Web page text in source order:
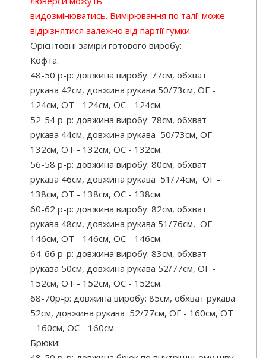
видозмінюватись. Вимірювання по талії може
відрізнятися залежно від партії гумки.
Орієнтовні заміри готового виробу:
Кофта:
48-50 р-р: довжина виробу: 77см, обхват
рукава 42см, довжина рукава 50/73см, ОГ -
124см, ОТ - 124см, ОС - 124см.
52-54 р-р: довжина виробу: 78см, обхват
рукава 44см, довжина рукава 50/73см, ОГ -
132см, ОТ - 132см, ОС - 132см.
56-58 р-р: довжина виробу: 80см, обхват
рукава 46см, довжина рукава 51/74см, ОГ -
138см, ОТ - 138см, ОС - 138см.
60-62 р-р: довжина виробу: 82см, обхват
рукава 48см, довжина рукава 51/76см, ОГ -
146см, ОТ - 146см, ОС - 146см.
64-66 р-р: довжина виробу: 83см, обхват
рукава 50см, довжина рукава 52/77см, ОГ -
152см, ОТ - 152см, ОС - 152см.
68-70р-р: довжина виробу: 85см, обхват рукава
52см, довжина рукава 52/77см, ОГ - 160см, ОТ
- 160см, ОС - 160см.
Брюки: